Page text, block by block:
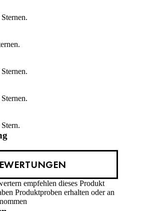
empfehlen dieses Produkt
Produktproben erhalten oder an